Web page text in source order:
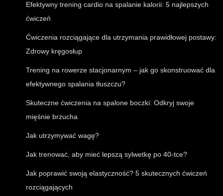
Efektywny trening cardio na spalanie kalorii: 5 najlepszych
ćwiczeń
Ćwiczenia rozciągające dla utrzymania prawidłowej postawy:
Zdrowy kręgosłup
Trening na rowerze stacjonarnym – jak go skonstruować dla
efektywnego spalania tłuszczu?
Skuteczne ćwiczenia na spalone boczki: Odkryj swoje
mięśnie brzucha
Jak utrzymywać wagę?
Jak trenować, aby mieć lepszą sylwetkę po 40-tce?
Jak poprawić swoją elastyczność? 5 skutecznych ćwiczeń
rozciągających